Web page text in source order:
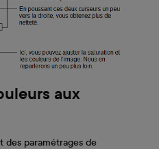
aux
des paramétrages de